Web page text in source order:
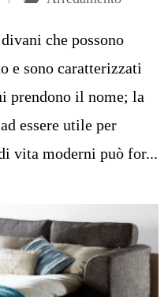
che possono
e sono caratterizzati
prendono il nome; la
essere utile per
vita moderni può for...